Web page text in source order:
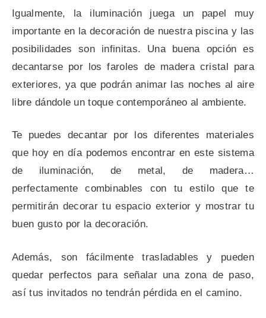
Igualmente, la iluminación juega un papel muy
importante en la decoración de nuestra piscina y las
posibilidades son infinitas. Una buena opción es
decantarse por los faroles de madera cristal para
exteriores, ya que podrán animar las noches al aire
libre dándole un toque contemporáneo al ambiente.
Te puedes decantar por los diferentes materiales
que hoy en día podemos encontrar en este sistema
de iluminación, de metal, de madera…
perfectamente combinables con tu estilo que te
permitirán decorar tu espacio exterior y mostrar tu
buen gusto por la decoración.
Además, son fácilmente trasladables y pueden
quedar perfectos para señalar una zona de paso,
así tus invitados no tendrán pérdida en el camino.